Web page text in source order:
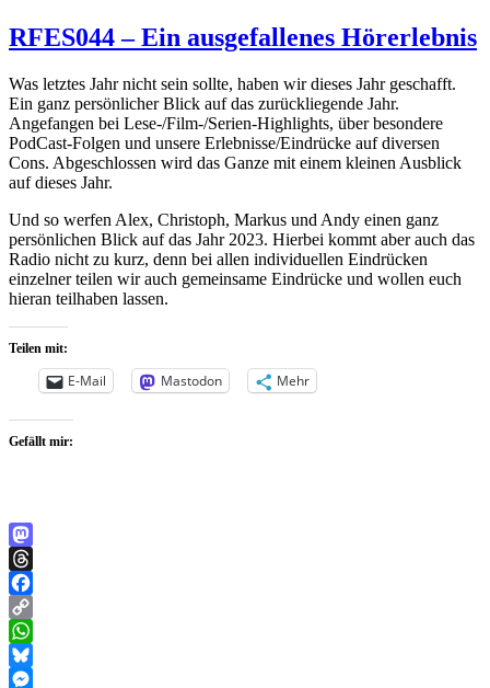
RFES044 – Ein ausgefallenes Hörerlebnis
Was letztes Jahr nicht sein sollte, haben wir dieses Jahr geschafft.
Ein ganz persönlicher Blick auf das zurückliegende Jahr.
Angefangen bei Lese-/Film-/Serien-Highlights, über besondere
PodCast-Folgen und unsere Erlebnisse/Eindrücke auf diversen
Cons. Abgeschlossen wird das Ganze mit einem kleinen Ausblick
auf dieses Jahr.
Und so werfen Alex, Christoph, Markus und Andy einen ganz
persönlichen Blick auf das Jahr 2023. Hierbei kommt aber auch das
Radio nicht zu kurz, denn bei allen individuellen Eindrücken
einzelner teilen wir auch gemeinsame Eindrücke und wollen euch
hieran teilhaben lassen.
Teilen mit:
E-Mail Mastodon Mehr
Gefällt mir:
Mastodon
Threads
Facebook
Copy
Link
WhatsApp
Bluesky